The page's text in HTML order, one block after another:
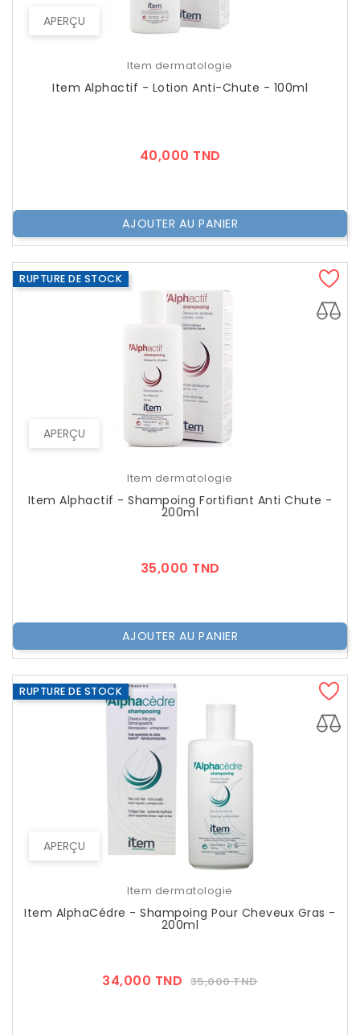
APERÇU
Item dermatologie
Item Alphactif - Lotion Anti-Chute - 100ml
40,000 TND
AJOUTER AU PANIER
APERÇU
RUPTURE DE STOCK
Item dermatologie
Item Alphactif - Shampoing Fortifiant Anti Chute -
200ml
35,000 TND
AJOUTER AU PANIER
APERÇU
RUPTURE DE STOCK
Item dermatologie
Item AlphaCédre - Shampoing Pour Cheveux Gras -
200ml
34,000 TND Prix
35,000 TNDPrix